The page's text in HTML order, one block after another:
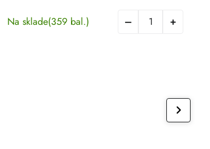
Na sklade(359 bal.)